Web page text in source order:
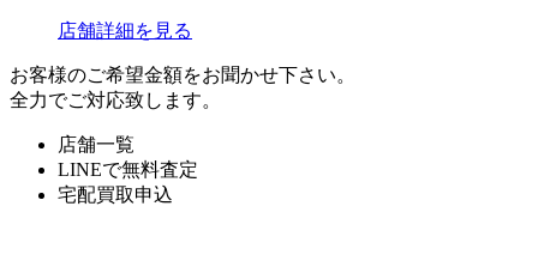
店舗詳細を見る
お客様のご希望金額をお聞かせ下さい。
全力でご対応致します。
店舗一覧
LINEで無料査定
宅配買取申込